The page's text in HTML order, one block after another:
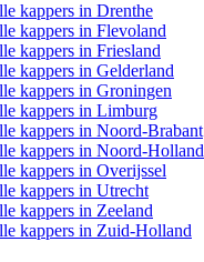
kappers in Drenthe
kappers in Flevoland
kappers in Friesland
kappers in Gelderland
kappers in Groningen
kappers in Limburg
kappers in Noord-Brabant
kappers in Noord-Holland
kappers in Overijssel
kappers in Utrecht
kappers in Zeeland
kappers in Zuid-Holland